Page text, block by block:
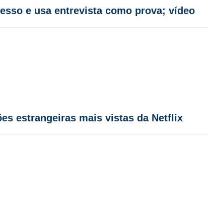
e usa entrevista como prova; vídeo
estrangeiras mais vistas da Netflix